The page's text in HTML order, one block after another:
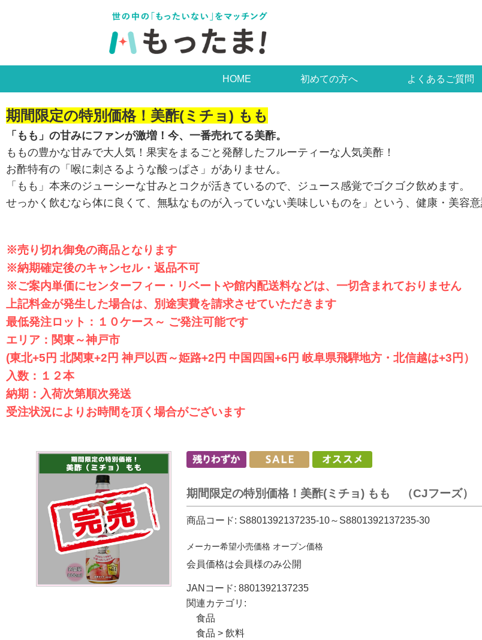
HOME 初めての方へ よくあるご質問
期間限定の特別価格！美酢(ミチョ) もも
「もも」の甘みにファンが激増！今、一番売れてる美酢。
ももの豊かな甘みで大人気！果実をまるごと発酵したフルーティーな人気美酢！
お酢特有の「喉に刺さるような酸っぱさ」がありません。
「もも」本来のジューシーな甘みとコクが活きているので、ジュース感覚でゴクゴク飲めます。
せっかく飲むなら体に良くて、無駄なものが入っていない美味しいものを」という、健康・美容
※売り切れ御免の商品となります
※納期確定後のキャンセル・返品不可
※ご案内単価にセンターフィー・リベートや館内配送料などは、一切含まれておりません
上記料金が発生した場合は、別途実費を請求させていただきます
最低発注ロット：１０ケース～ ご発注可能です
エリア：関東～神戸市
(東北+5円 北関東+2円 神戸以西～姫路+2円 中国四国+6円 岐阜県飛騨地方・北信越は+3円）
入数：１２本
納期：入荷次第順次発送
受注状況によりお時間を頂く場合がございます
期間限定の特別価格！美酢(ミチョ) もも （CJフーズ）
商品コード: S8801392137235-10～S8801392137235-30
メーカー希望小売価格 オープン価格
会員価格は会員様のみ公開
JANコード: 8801392137235
関連カテゴリ:
食品
食品 >飲料